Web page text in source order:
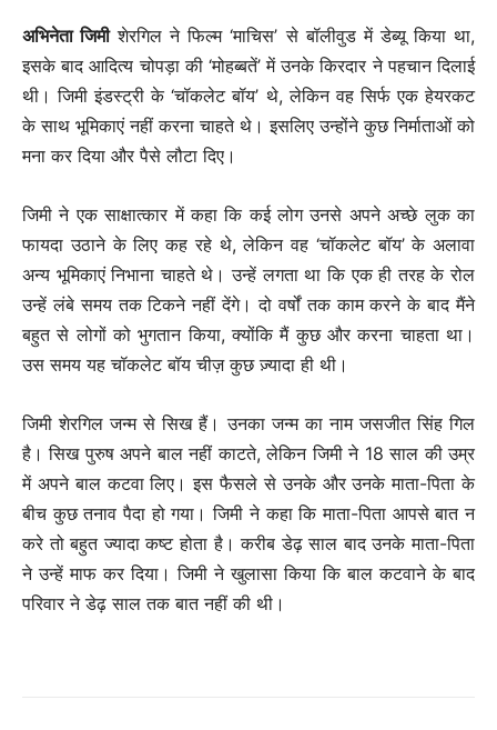
अभिनेता जिमीशेरगिल ने फिल्म ‘माचिस’ से बॉलीवुड में डेब्यू किया था,
इसके बाद आदित्य चोपड़ा की ‘मोहब्बतें’ में उनके किरदार ने पहचान दिलाई
थी। जिमी इंडस्ट्री के ‘चॉकलेट बॉय’ थे, लेकिन वह सिर्फ एक हेयरकट
के साथ भूमिकाएं नहीं करना चाहते थे। इसलिए उन्होंने कुछ निर्माताओं को
मना कर दिया और पैसे लौटा दिए।
जिमी ने एक साक्षात्कार में कहा कि कई लोग उनसे अपने अच्छे लुक का
फायदा उठाने के लिए कह रहे थे, लेकिन वह ‘चॉकलेट बॉय’ के अलावा
अन्य भूमिकाएं निभाना चाहते थे। उन्हें लगता था कि एक ही तरह के रोल
उन्हें लंबे समय तक टिकने नहीं देंगे। दो वर्षों तक काम करने के बाद मैंने
बहुत से लोगों को भुगतान किया, क्योंकि मैं कुछ और करना चाहता था।
उस समय यह चॉकलेट बॉय चीज़ कुछ ज़्यादा ही थी।
जिमी शेरगिल जन्म से सिख हैं। उनका जन्म का नाम जसजीत सिंह गिल
है। सिख पुरुष अपने बाल नहीं काटते, लेकिन जिमी ने 18 साल की उम्र
में अपने बाल कटवा लिए। इस फैसले से उनके और उनके माता-पिता के
बीच कुछ तनाव पैदा हो गया। जिमी ने कहा कि माता-पिता आपसे बात न
करे तो बहुत ज्यादा कष्ट होता है। करीब डेढ़ साल बाद उनके माता-पिता
ने उन्हें माफ कर दिया। जिमी ने खुलासा किया कि बाल कटवाने के बाद
परिवार ने डेढ़ साल तक बात नहीं की थी।